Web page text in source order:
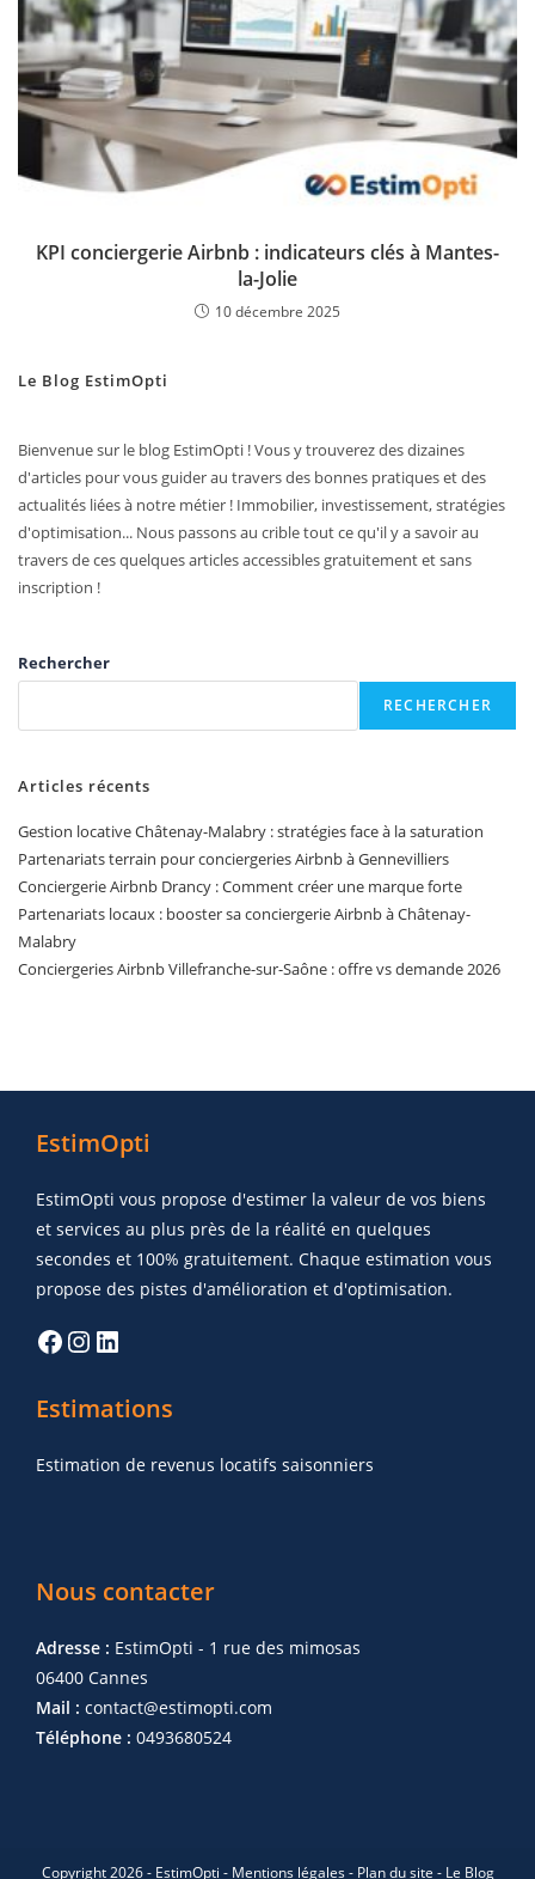
KPI conciergerie Airbnb : indicateurs clés à Mantes-
la-Jolie
10 décembre 2025
Le Blog EstimOpti
Bienvenue sur le blog EstimOpti ! Vous y trouverez des dizaines
d'articles pour vous guider au travers des bonnes pratiques et des
actualités liées à notre métier ! Immobilier, investissement, stratégies
d'optimisation... Nous passons au crible tout ce qu'il y a savoir au
travers de ces quelques articles accessibles gratuitement et sans
inscription !
Rechercher
RECHERCHER
Articles récents
Gestion locative Châtenay-Malabry : stratégies face à la saturation
Partenariats terrain pour conciergeries Airbnb à Gennevilliers
Conciergerie Airbnb Drancy : Comment créer une marque forte
Partenariats locaux : booster sa conciergerie Airbnb à Châtenay-
Malabry
Conciergeries Airbnb Villefranche-sur-Saône : offre vs demande 2026
EstimOpti
EstimOpti vous propose d'estimer la valeur de vos biens
et services au plus près de la réalité en quelques
secondes et 100% gratuitement. Chaque estimation vous
propose des pistes d'amélioration et d'optimisation.
Estimations
Estimation de revenus locatifs saisonniers
Nous contacter
Adresse : EstimOpti - 1 rue des mimosas
06400 Cannes
Mail : contact@estimopti.com
Téléphone : 0493680524
Copyright 2026 - EstimOpti - Mentions légales- Plan du site - Le Blog